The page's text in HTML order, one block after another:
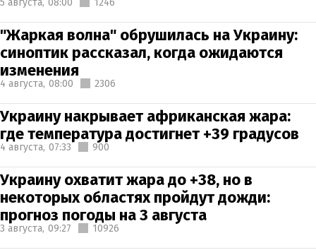
"Жаркая волна" обрушилась на Украину:
синоптик рассказал, когда ожидаются
изменения
4 августа, 08:00 2306
Украину накрывает африканская жара:
где температура достигнет +39 градусов
4 августа, 07:33 900
Украину охватит жара до +38, но в
некоторых областях пройдут дожди:
прогноз погоды на 3 августа
3 августа, 09:27 10926